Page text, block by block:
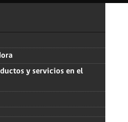
y servicios en el